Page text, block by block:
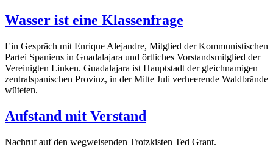
Wasser ist eine Klassenfrage
Ein Gespräch mit Enrique Alejandre, Mitglied der Kommunistischen
Partei Spaniens in Guadalajara und örtliches Vorstandsmitglied der
Vereinigten Linken. Guadalajara ist Hauptstadt der gleichnamigen
zentralspanischen Provinz, in der Mitte Juli verheerende Waldbrände
wüteten.
Aufstand mit Verstand
Nachruf auf den wegweisenden Trotzkisten Ted Grant.